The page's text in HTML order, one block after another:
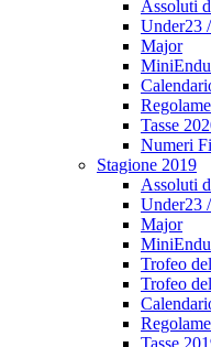
Assoluti
Under23
Major
Tasse
Numeri
Stagione 2019
Assoluti
Under23
Major
Trofeo
Trofeo
Tasse